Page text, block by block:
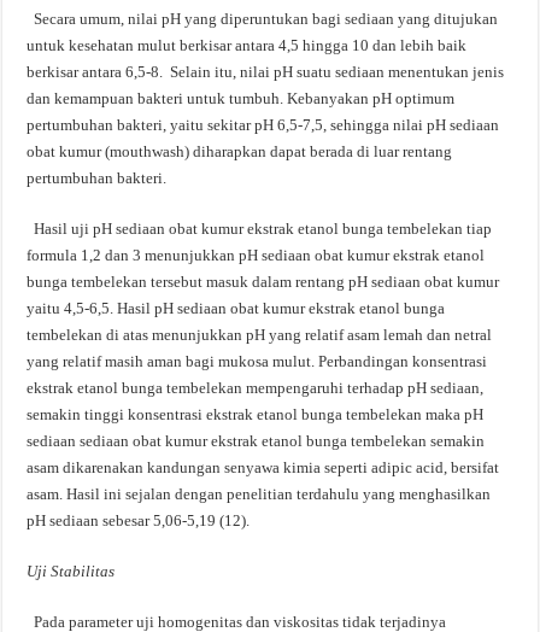
Secara umum, nilai pH yang diperuntukan bagi sediaan yang ditujukan
untuk kesehatan mulut berkisar antara 4,5 hingga 10 dan lebih baik
berkisar antara 6,5-8. Selain itu, nilai pH suatu sediaan menentukan jenis
dan kemampuan bakteri untuk tumbuh. Kebanyakan pH optimum
pertumbuhan bakteri, yaitu sekitar pH 6,5-7,5, sehingga nilai pH sediaan
obat kumur (mouthwash) diharapkan dapat berada di luar rentang
pertumbuhan bakteri.
Hasil uji pH sediaan obat kumur ekstrak etanol bunga tembelekan tiap
formula 1,2 dan 3 menunjukkan pH sediaan obat kumur ekstrak etanol
bunga tembelekan tersebut masuk dalam rentang pH sediaan obat kumur
yaitu 4,5-6,5. Hasil pH sediaan obat kumur ekstrak etanol bunga
tembelekan di atas menunjukkan pH yang relatif asam lemah dan netral
yang relatif masih aman bagi mukosa mulut. Perbandingan konsentrasi
ekstrak etanol bunga tembelekan mempengaruhi terhadap pH sediaan,
semakin tinggi konsentrasi ekstrak etanol bunga tembelekan maka pH
sediaan sediaan obat kumur ekstrak etanol bunga tembelekan semakin
asam dikarenakan kandungan senyawa kimia seperti adipic acid, bersifat
asam. Hasil ini sejalan dengan penelitian terdahulu yang menghasilkan
pH sediaan sebesar 5,06-5,19 (12).
Uji Stabilitas
Pada parameter uji homogenitas dan viskositas tidak terjadinya